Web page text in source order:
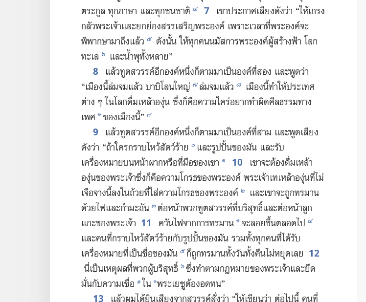
ตระกูล ทุก​ภาษา และ​ทุก​ชน​ชาติ ๔ 7
เขา​ประกาศ​เสียง​ดัง​ว่า “ให้​เกรง​
กลัว​พระเจ้า​และ​ยกย่อง​สรรเสริญ​พระองค์ เพราะ​เวลา​ที่​พระองค์​จะ​
พิพากษา​มา​ถึง​แล้ว ๕ ดัง​นั้น ให้​ทุก​คน​นมัสการ​พระองค์​ผู้​สร้าง​ฟ้า โลก
ทะเล ๖ และ​น้ำพุ​ทั้ง​หลาย”
8
แล้ว​ทูตสวรรค์​อีก​องค์​หนึ่ง​ก็​ตาม​มา​เป็น​องค์​ที่​สอง และ​พูด​ว่า
“เมือง​นี้​ล่ม​จม​แล้ว บาบิโลน​ใหญ่ ๗ ล่ม​จม​แล้ว ๘
เมือง​นี้​ทำ​ให้​ประเทศ​
ต่าง ๆ ใน​โลก​ดื่ม​เหล้า​องุ่น ซึ่ง​ก็​คือ​ความ​ใคร่​อยาก​ทำ​ผิด​ศีลธรรม​ทาง​
เพศ*ของ​เมือง​นี้” ๙
9
แล้ว​ทูตสวรรค์​อีก​องค์​หนึ่ง​ก็​ตาม​มา​เป็น​องค์​ที่​สาม และ​พูด​เสียง​
ดัง​ว่า “ถ้า​ใคร​กราบ​ไหว้​สัตว์​ร้าย ๐ และ​รูป​ปั้น​ของ​มัน และ​รับ​
เครื่องหมาย​บน​หน้าผาก​หรือ​ที่​มือ​ของ​เขา ๑ 10
เขา​จะ​ต้อง​ดื่ม​เหล้า​
องุ่น​ของ​พระเจ้า​ซึ่ง​ก็​คือ​ความ​โกรธ​ของ​พระองค์ พระเจ้า​เท​เหล้า​องุ่น​ที่​ไม่​
เจือ​จาง​นี้​ลง​ใน​ถ้วย​ที่​ใส่​ความ​โกรธ​ของ​พระองค์ ๒
และ​เขา​จะ​ถูก​ทรมาน​
ด้วย​ไฟ​และ​กำมะถัน ๓ ต่อ​หน้า​พวก​ทูตสวรรค์​ที่​บริสุทธิ์​และ​ต่อ​หน้า​ลูก​
แกะ​ของ​พระเจ้า 11 ควัน​ไฟ​จาก​การ​ทรมาน*​จะ​ลอย​ขึ้น​ตลอด​ไป ๔
และ​คน​ที่​กราบ​ไหว้​สัตว์​ร้าย​กับ​รูป​ปั้น​ของ​มัน รวม​ทั้ง​ทุก​คน​ที่​ได้​รับ​
เครื่องหมาย​ที่​เป็น​ชื่อ​ของ​มัน ๕ ก็​ถูก​ทรมาน​ทั้ง​วัน​ทั้ง​คืน​ไม่​หยุด​เลย 12
นี่​เป็น​เหตุ​ผล​ที่​พวก​ผู้​บริสุทธิ์ ๖ ซึ่ง​ทำ​ตาม​กฎหมาย​ของ​พระเจ้า​และ​ยึด​
มั่น​กับ​ความ​เชื่อ ๑ ใน*พระ​เยซู​ต้อง​อด​ทน”
13
แล้ว​ผม​ได้​ยิน​เสียง​จาก​สวรรค์​สั่ง​ว่า “ให้​เขียน​ว่า ต่อ​ไป​นี้ คน​ที่​